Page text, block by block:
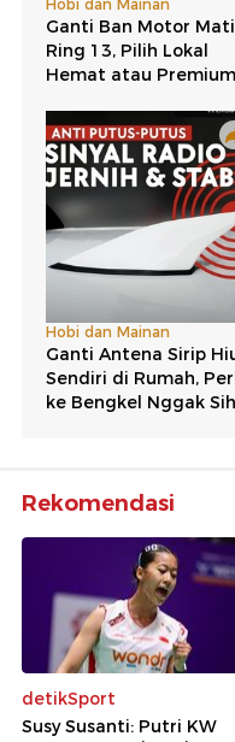
Rekomendasi
detikSport
Susy Susanti: Putri KW